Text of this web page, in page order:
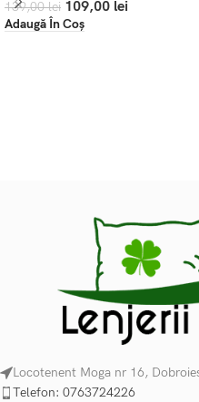
139,00lei 109,00 lei
Adaugă În Coș
Locotenent Moga nr 16,
Telefon: 0763724226